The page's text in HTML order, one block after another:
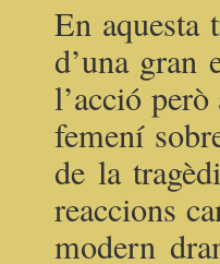
En aquesta
d’una gran
l’acció
femení
de la
reaccions
modern